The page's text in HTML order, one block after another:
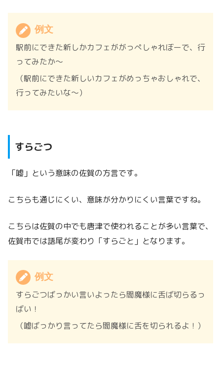
例文
駅前にできた新しかカフェががっぺしゃれぼーで、行
ってみたか～
（駅前にできた新しいカフェがめっちゃおしゃれで、
行ってみたいな～）
すらごつ
「嘘」という意味の佐賀の方言です。
こちらも通じにくい、意味が分かりにくい言葉ですね。
こちらは佐賀の中でも唐津で使われることが多い言葉で、
佐賀市では語尾が変わり「すらごと」となります。
例文
すらごつばっかい言いよったら閻魔様に舌ば切らるっ
ばい！
（嘘ばっかり言ってたら閻魔様に舌を切られるよ！）